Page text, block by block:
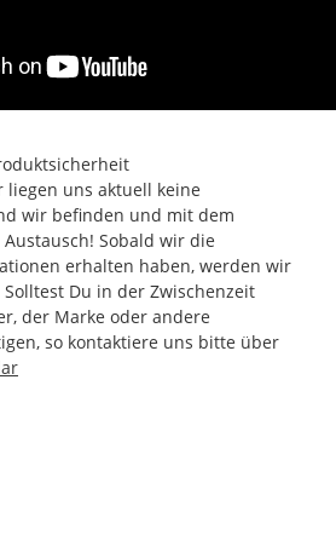
liegen uns aktuell keine
wir befinden und mit dem
Sobald wir die
erhalten haben, werden wir
Du in der Zwischenzeit
der Marke oder andere
so kontaktiere uns bitte über